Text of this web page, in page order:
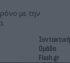
με την
Συντακτική
Ομάδα
Flash.gr